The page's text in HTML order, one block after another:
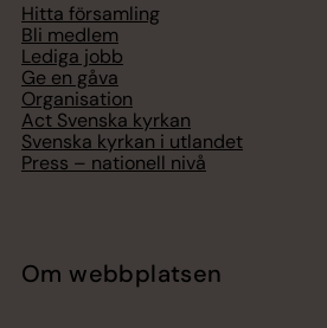
Hitta församling
Bli medlem
Lediga jobb
Ge en gåva
Organisation
Act Svenska kyrkan
Svenska kyrkan i utlandet
Press – nationell nivå
Om webbplatsen